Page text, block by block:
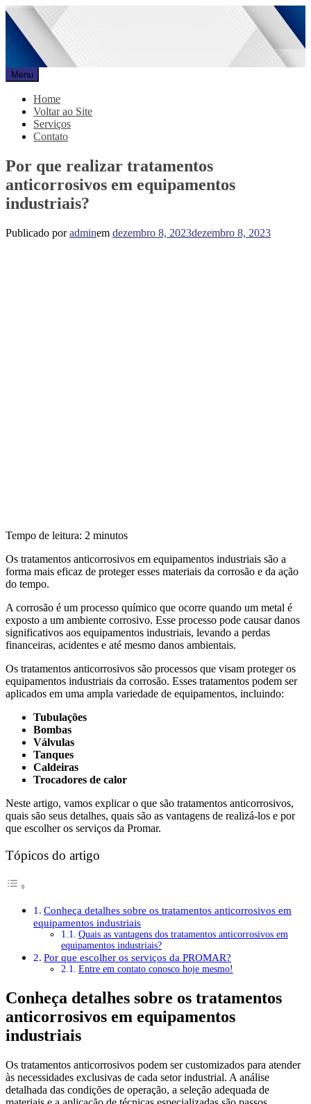
Pular
para
conteúdo
Promar
Blog
Menu
Home
Voltar ao Site
Serviços
Contato
Por que realizar tratamentos
anticorrosivos em equipamentos
industriais?
Publicado poradminem dezembro 8, 2023dezembro 8, 2023
Tempo de leitura: 2 minutos
Os tratamentos anticorrosivos em equipamentos industriais são a
forma mais eficaz de proteger esses materiais da corrosão e da ação
do tempo.
A corrosão é um processo químico que ocorre quando um metal é
exposto a um ambiente corrosivo. Esse processo pode causar danos
significativos aos equipamentos industriais, levando a perdas
financeiras, acidentes e até mesmo danos ambientais.
Os tratamentos anticorrosivos são processos que visam proteger os
equipamentos industriais da corrosão. Esses tratamentos podem ser
aplicados em uma ampla variedade de equipamentos, incluindo:
Tubulações
Bombas
Válvulas
Tanques
Caldeiras
Trocadores de calor
Neste artigo, vamos explicar o que são tratamentos anticorrosivos,
quais são seus detalhes, quais são as vantagens de realizá-los e por
que escolher os serviços da Promar.
Tópicos do artigo
Conheça detalhes sobre os tratamentos anticorrosivos em
equipamentos industriais
Quais as vantagens dos tratamentos anticorrosivos em
equipamentos industriais?
Por que escolher os serviços da PROMAR?
Entre em contato conosco hoje mesmo!
Conheça detalhes sobre os tratamentos
anticorrosivos em equipamentos
industriais
Os tratamentos anticorrosivos podem ser customizados para atender
às necessidades exclusivas de cada setor industrial. A análise
detalhada das condições de operação, a seleção adequada de